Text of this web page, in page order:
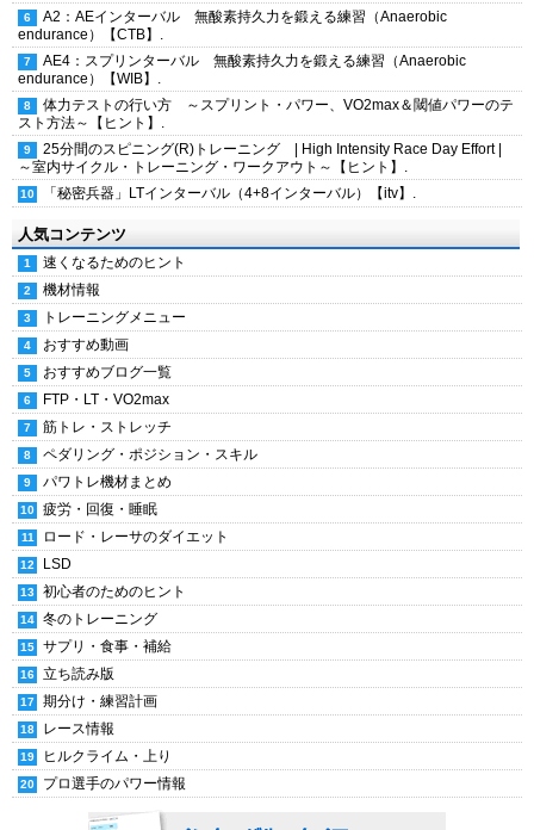
A2：AEインターバル 無酸素持久力を鍛える練習（Anaerobic
endurance）【CTB】.
AE4：スプリンターバル 無酸素持久力を鍛える練習（Anaerobic
endurance）【WIB】.
体力テストの行い方 ～スプリント・パワー、VO2max＆閾値パワーのテ
スト方法～【ヒント】.
25分間のスピニング(R)トレーニング | High Intensity Race Day Effort |
～室内サイクル・トレーニング・ワークアウト～【ヒント】.
「秘密兵器」LTインターバル（4+8インターバル）【itv】.
人気コンテンツ
速くなるためのヒント
機材情報
トレーニングメニュー
おすすめ動画
おすすめブログ一覧
FTP・LT・VO2max
筋トレ・ストレッチ
ペダリング・ポジション・スキル
パワトレ機材まとめ
疲労・回復・睡眠
ロード・レーサのダイエット
LSD
初心者のためのヒント
冬のトレーニング
サプリ・食事・補給
立ち読み版
期分け・練習計画
レース情報
ヒルクライム・上り
プロ選手のパワー情報